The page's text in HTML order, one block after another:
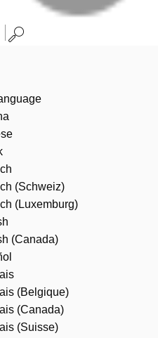
(Schweiz)
(Luxemburg)
(Canada)
(Belgique)
(Canada)
(Suisse)